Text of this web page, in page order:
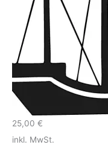
25,00 €
inkl. MwSt.